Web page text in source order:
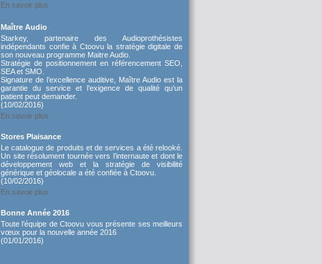
En savoir plus
Maître Audio
Starkey, partenaire des Audioprothésistes
indépendants confie à Ctoovu la stratégie digitale de
son nouveau programme Maitre Audio.
Stratégie de positionnement en référencement SEO,
SEA et SMO.
Signature de l’excellence auditive, Maître Audio est la
garantie du service et l’exigence de qualité qu’un
patient peut demander.
(10/02/2016)
En savoir plus
Stores Plaisance
Le catalogue de produits et de services a été relooké.
Un site résolument tournée vers l’internaute et dont le
développement web et la stratégie de visibilité
générique et géolocale a été confiée à Ctoovu.
(10/02/2016)
En savoir plus
Bonne Année 2016
Toute l’équipe de Ctoovu vous présente ses meilleurs
vœux pour la nouvelle année 2016
(01/01/2016)